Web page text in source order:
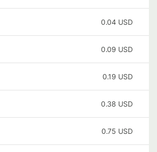
0.04 USD
0.09 USD
0.19 USD
0.38 USD
0.75 USD